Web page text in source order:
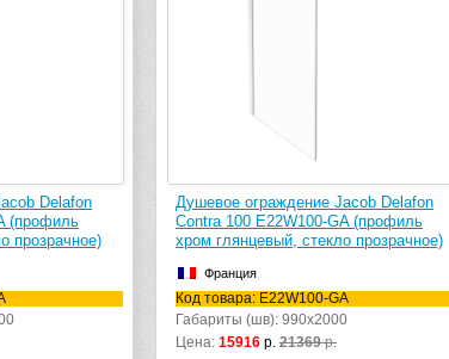
Delafon
(профиль
прозрачное)
Душевое ограждение Jacob Delafon
Contra 100 E22W100-GA (профиль
хром глянцевый, стекло прозрачное)
Франция
Код товара: E22W100-GA
Габариты (шв): 990x2000
Цена: 15916 р. 21369р.